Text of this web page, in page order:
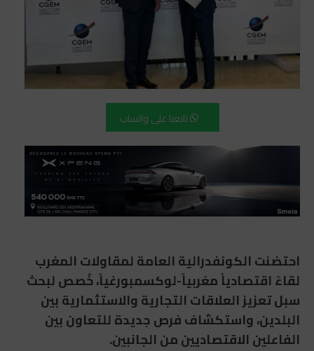
تابعنا على واتساب
احتضنتالكونفدرالية العامة لمقاولات المغرب
لقاءً اقتصادياً مغربياً-لوكسمبورغياً، خُصص لبحث
سبل تعزيز العلاقات التجارية والاستثمارية بين
البلدين، واستكشاف فرص جديدة للتعاون بين
الفاعلين الاقتصاديين من الجانبين.